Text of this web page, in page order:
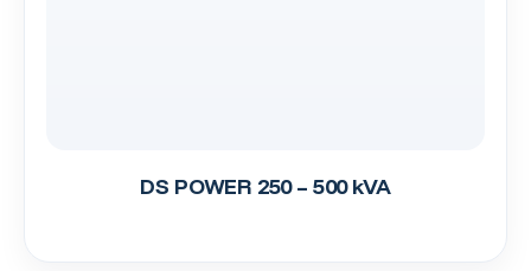
DS POWER 250 – 500 kVA